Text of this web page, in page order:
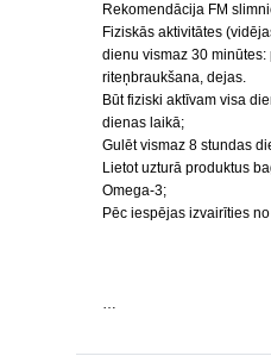
Rekomendācija FM
Fiziskās aktivitātes
dienu vismaz 30
riteņbraukšana, dejas.
Būt fiziski aktīvam visa
dienas laikā;
Gulēt vismaz 8 stundas
Lietot uzturā produktus
Omega-3;
Pēc iespējas izvairīties
…